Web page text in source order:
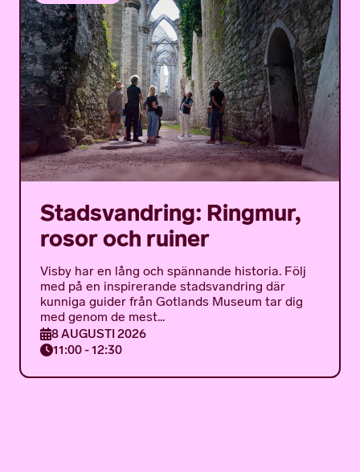
Stadsvandring: Ringmur,
rosor och ruiner
Visby har en lång och spännande historia. Följ
med på en inspirerande stadsvandring där
kunniga guider från Gotlands Museum tar dig
med genom de mest...
8 AUGUSTI 2026
11:00 - 12:30